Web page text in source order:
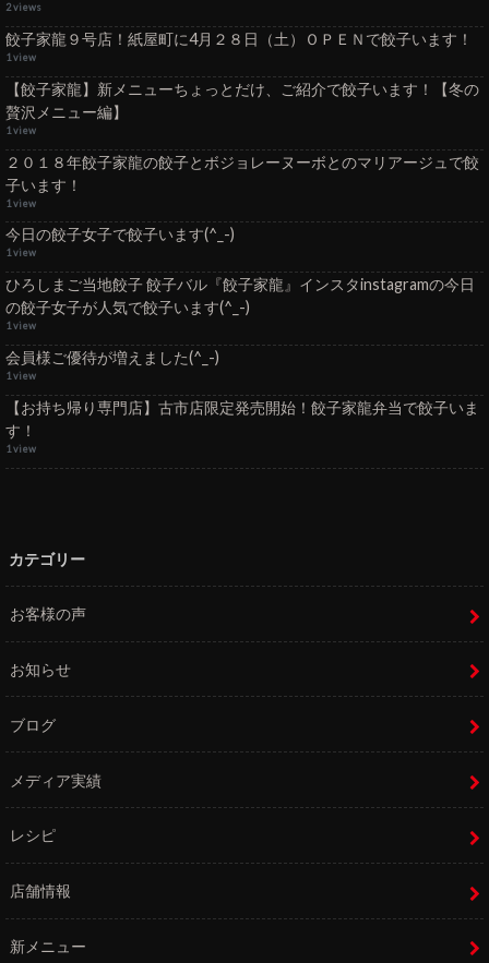
2 views
餃子家龍９号店！紙屋町に4月２８日（土）ＯＰＥＮで餃子います！
1 view
【餃子家龍】新メニューちょっとだけ、ご紹介で餃子います！【冬の
贅沢メニュー編】
1 view
２０１８年餃子家龍の餃子とボジョレーヌーボとのマリアージュで餃
子います！
1 view
今日の餃子女子で餃子います(^_-)
1 view
ひろしまご当地餃子 餃子バル『餃子家龍』インスタinstagramの今日
の餃子女子が人気で餃子います(^_-)
1 view
会員様ご優待が増えました(^_-)
1 view
【お持ち帰り専門店】古市店限定発売開始！餃子家龍弁当で餃子いま
す！
1 view
カテゴリー
お客様の声
お知らせ
ブログ
メディア実績
レシピ
店舗情報
新メニュー